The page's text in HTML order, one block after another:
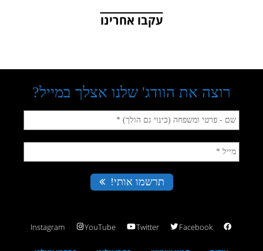
עקבו אחרינו
Facebook
Twitter
YouTube
Instagram